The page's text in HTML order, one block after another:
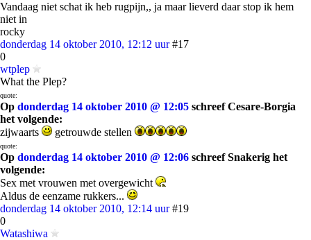
Vandaag niet schat ik heb rugpijn,, ja maar lieverd daar stop ik hem
niet in
rocky
donderdag 14 oktober 2010, 12:12 uur #17
0
wtplep
What the Plep?
quote:
Op donderdag 14 oktober 2010 @ 12:05 schreef Cesare-Borgia
het volgende:
zijwaarts
getrouwde stellen
quote:
Op donderdag 14 oktober 2010 @ 12:06 schreef Snakerig het
volgende:
Sex met vrouwen met overgewicht
Aldus de eenzame rukkers...
donderdag 14 oktober 2010, 12:14 uur #19
0
Watashiwa